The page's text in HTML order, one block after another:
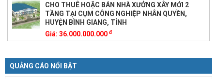
CHO THUÊ HOẶC BÁN NHÀ XƯỞNG XÂY MỚI 2
TẦNG TẠI CỤM CÔNG NGHIỆP NHÂN QUYỀN,
HUYỆN BÌNH GIANG, TỈNH
Giá: 36.000.000.000 đ
QUẢNG CÁO NỔI BẬT